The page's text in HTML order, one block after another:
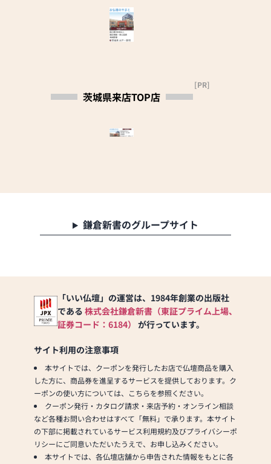
お客様をお迎えしていま
仏壇には様々な種類がご
お客様のご要望に合わせ
仏壇の素材や彫刻、仏像
の種類も豊富にご用意し
さらに、仏具も充実して
お仏壇のセットや個別の
お求めいただけます。
当店の魅力は、品質と価
格のバランスです。品質
に妥協せず、お求めやす
い価格を実現していま
す。お客様に長くご利用
いただけるような耐久性
のある商品を取り扱って
おりますので、安心して
お買い物をお楽しみいた
だけます。
また、スタッフ一同、お
客様のご要望に丁寧にお
応えいたします。お仏壇
や仏具に関するご質問や
茨城県来店TOP店
[PR]
鎌倉新書のグループサイト
「いい仏壇」の運営は、1984年創業の出版社
である 株式会社鎌倉新書（東証プライム上場、
証券コード：6184） が行っています。
サイト利用の注意事項
本サイトでは、クーポンを発行したお店で仏壇商品を購入
した方に、商品券を進呈するサービスを提供しております。ク
ーポンの使い方については、こちらを参照ください。
クーポン発行・カタログ請求・来店予約・オンライン相談
など各種お問い合わせはすべて「無料」で承ります。本サイト
の下部に掲載されているサービス利用規約及びプライバシーポ
リシーにご同意いただいたうえで、お申し込みください。
本サイトでは、各仏壇店舗から申告された情報をもとに各